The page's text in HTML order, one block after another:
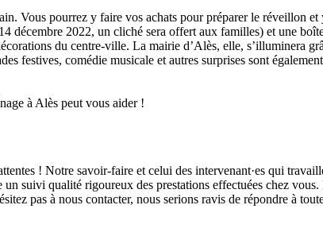
Vous pourrez y faire vos achats pour préparer le réveillon
2022, un cliché sera offert aux familles) et une
du centre-ville. La mairie d’Alès, elle, s’illuminera
festives, comédie musicale et autres surprises sont
à Alès peut vous aider !
! Notre savoir-faire et celui des intervenant·es qui
suivi qualité rigoureux des prestations effectuées chez
pas à nous contacter, nous serions ravis de répondre à